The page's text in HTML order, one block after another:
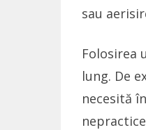
sau
Folosirea
lung. De
necesită